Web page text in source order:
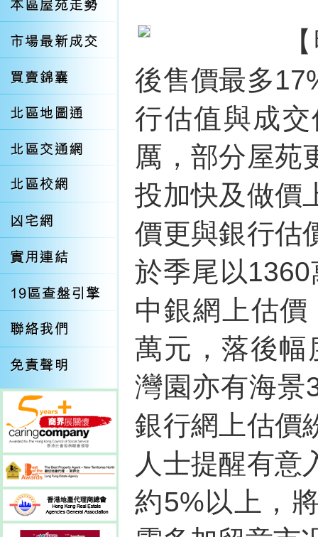
後售價最多
行估值與成
厲，部分屋苑
投加快及做價
價更與銀行估
於季尾以
中銀網上估
萬元，落後幅
灣園亦有海景
銀行網上估價
人士提醒有意
約5%以上，